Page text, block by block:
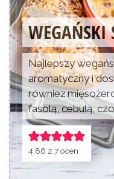
WEGAŃSKI
Najlepszy
aromatyczny i
również
fasolą, cebulą,
4.86 z7ocen